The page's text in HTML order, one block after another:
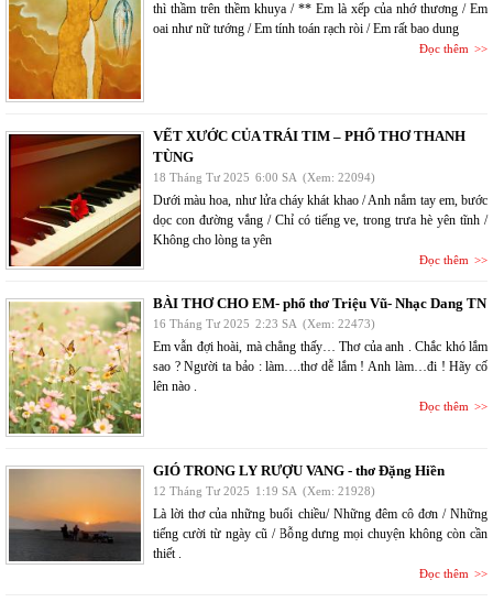
thì thầm trên thềm khuya / ** Em là xếp của nhớ thương / Em
oai như nữ tướng / Em tính toán rạch ròi / Em rất bao dung
Đọc thêm
VẾT XƯỚC CỦA TRÁI TIM – PHỔ THƠ THANH
TÙNG
18 Tháng Tư 2025 6:00 SA (Xem: 22094)
Dưới màu hoa, như lửa cháy khát khao / Anh nắm tay em, bước
dọc con đường vắng / Chỉ có tiếng ve, trong trưa hè yên tĩnh /
Không cho lòng ta yên
Đọc thêm
BÀI THƠ CHO EM- phổ thơ Triệu Vũ- Nhạc Dang TN
16 Tháng Tư 2025 2:23 SA (Xem: 22473)
Em vẫn đợi hoài, mà chẳng thấy… Thơ của anh . Chắc khó lắm
sao ? Người ta bảo : làm….thơ dễ lắm ! Anh làm…đi ! Hãy cố
lên nào .
Đọc thêm
GIÓ TRONG LY RƯỢU VANG - thơ Đặng Hiền
12 Tháng Tư 2025 1:19 SA (Xem: 21928)
Là lời thơ của những buổi chiều/ Những đêm cô đơn / Những
tiếng cười từ ngày cũ / Bỗng dưng mọi chuyện không còn cần
thiết .
Đọc thêm